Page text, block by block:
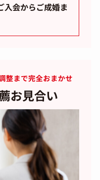
入会からご成婚ま
整まで完全おまかせ
お見合い